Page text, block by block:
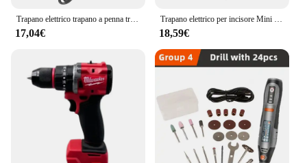
Trapano elettrico trapano a penna trapano a mano Cordless ricaricabile Mini strumento rotante USB per strumenti Dremel in metallo per gioielli
17,04€
Trapano elettrico per incisore Mini Dremel Tool trapano elettrico Mini 220V per utensili rotanti con accessori per elettroutensili
18,59€